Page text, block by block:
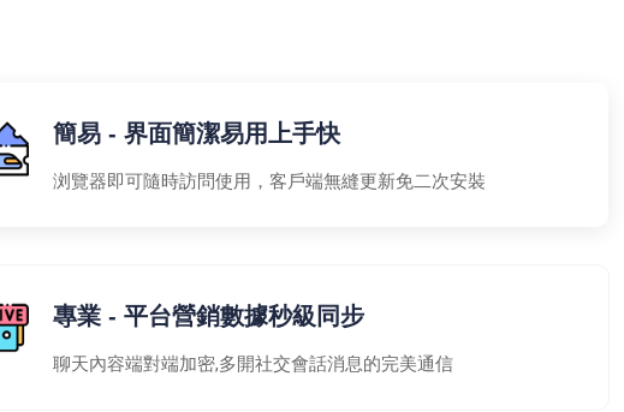
簡易 - 界面簡潔易用上手快
浏覽器即可隨時訪問使用，客戶端無縫更新免二次安裝
專業 - 平台營銷數據秒級同步
聊天內容端對端加密,多開社交會話消息的完美通信